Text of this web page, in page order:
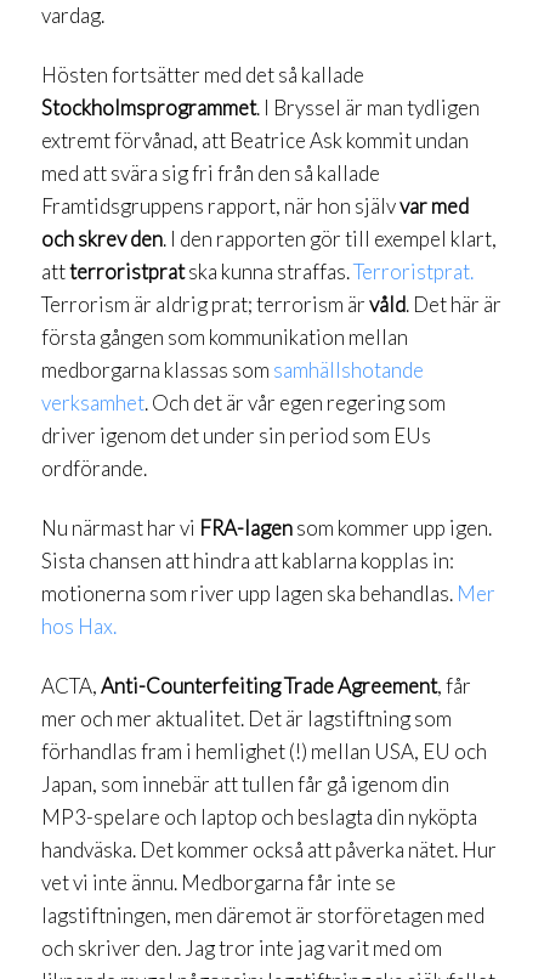
vardag.
Hösten fortsätter med det så kallade
Stockholmsprogrammet. I Bryssel är man tydligen
extremt förvånad, att Beatrice Ask kommit undan
med att svära sig fri från den så kallade
Framtidsgruppens rapport, när hon självvar med
och skrev den. I den rapporten gör till exempel klart,
attterroristpratska kunna straffas.Terroristprat.
Terrorism är aldrig prat; terrorism ärvåld. Det här är
första gången som kommunikation mellan
medborgarna klassas som samhällshotande
verksamhet. Och det är vår egen regering som
driver igenom det under sin period som EUs
ordförande.
Nu närmast har vi FRA-lagensom kommer upp igen.
Sista chansen att hindra att kablarna kopplas in:
motionerna som river upp lagen ska behandlas. Mer
hos Hax.
ACTA,Anti-Counterfeiting Trade Agreement, får
mer och mer aktualitet. Det är lagstiftning som
förhandlas fram i hemlighet (!) mellan USA, EU och
Japan, som innebär att tullen får gå igenom din
MP3-spelare och laptop och beslagta din nyköpta
handväska. Det kommer också att påverka nätet. Hur
vet vi inte ännu. Medborgarna får inte se
lagstiftningen, men däremot är storföretagen med
och skriver den. Jag tror inte jag varit med om